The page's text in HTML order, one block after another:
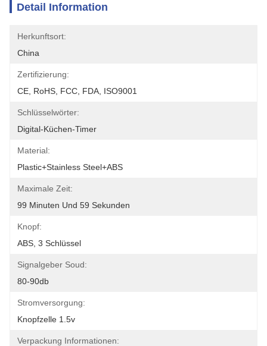
Detail Information
Herkunftsort:
China
Zertifizierung:
CE, RoHS, FCC, FDA, ISO9001
Schlüsselwörter:
Digital-Küchen-Timer
Material:
Plastic+Stainless Steel+ABS
Maximale Zeit:
99 Minuten Und 59 Sekunden
Knopf:
ABS, 3 Schlüssel
Signalgeber Soud:
80-90db
Stromversorgung:
Knopfzelle 1.5v
Verpackung Informationen: